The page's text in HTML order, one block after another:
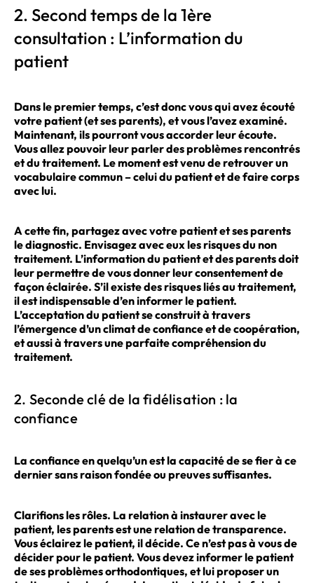
2. Second temps de la 1ère
consultation : L’information du
patient
Dans le premier temps, c’est donc vous qui avez écouté
votre patient (et ses parents), et vous l’avez examiné.
Maintenant, ils pourront vous accorder leur écoute.
Vous allez pouvoir leur parler des problèmes rencontrés
et du traitement. Le moment est venu de retrouver un
vocabulaire commun – celui du patient et de faire corps
avec lui.
A cette fin, partagez avec votre patient et ses parents
le diagnostic. Envisagez avec eux les risques du non
traitement. L’information du patient et des parents doit
leur permettre de vous donner leur consentement de
façon éclairée. S’il existe des risques liés au traitement,
il est indispensable d’en informer le patient.
L’acceptation du patient se construit à travers
l’émergence d’un climat de confiance et de coopération,
et aussi à travers une parfaite compréhension du
traitement.
2. Seconde clé de la fidélisation : la
confiance
La confiance en quelqu’un est la capacité de se fier à ce
dernier sans raison fondée ou preuves suffisantes.
Clarifions les rôles. La relation à instaurer avec le
patient, les parents est une relation de transparence.
Vous éclairez le patient, il décide. Ce n’est pas à vous de
décider pour le patient. Vous devez informer le patient
de ses problèmes orthodontiques, et lui proposer un